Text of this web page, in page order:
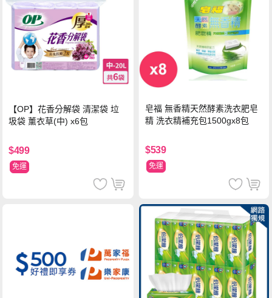
【OP】花香分解袋 清潔袋 垃
圾袋 薰衣草(中) x6包
$499
免運
皂福 無香精天然酵素洗衣肥皂
精 洗衣精補充包1500gx8包
$539
免運